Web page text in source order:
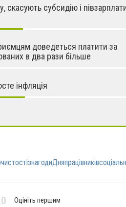
скасують субсидію і
доведеться платити за
в два рази більше
інфляція
Оцініть першим